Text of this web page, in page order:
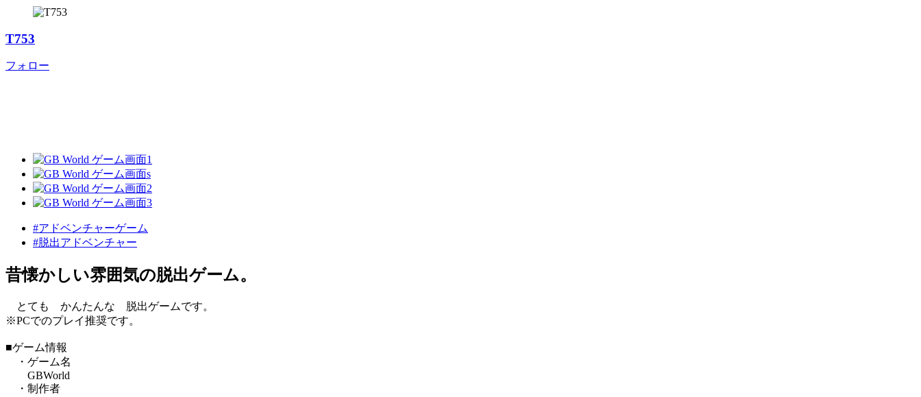
T753
フォロー
#アドベンチャーゲーム
#脱出アドベンチャー
昔懐かしい雰囲気の脱出ゲーム。
とても かんたんな 脱出ゲームです。
※PCでのプレイ推奨です。
■ゲーム情報
・ゲーム名
GBWorld
・制作者